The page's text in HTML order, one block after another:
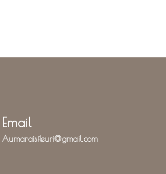
Email
aumaraisfleuri@gmail.com